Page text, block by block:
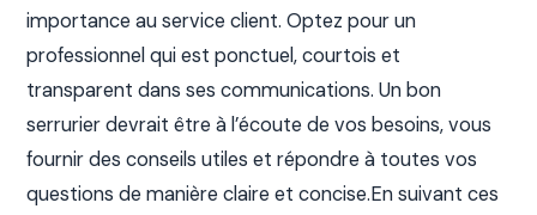
importance au service client. Optez pour un
professionnel qui est ponctuel, courtois et
transparent dans ses communications. Un bon
serrurier devrait être à l’écoute de vos besoins, vous
fournir des conseils utiles et répondre à toutes vos
questions de manière claire et concise.En suivant ces